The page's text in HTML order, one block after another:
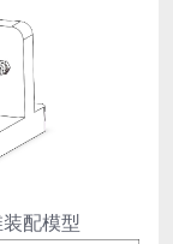
配模型